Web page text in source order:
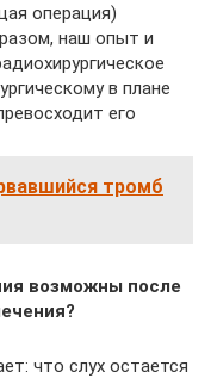
операция)
наш опыт и
в плане
его
тромб
возможны после
что слух остается